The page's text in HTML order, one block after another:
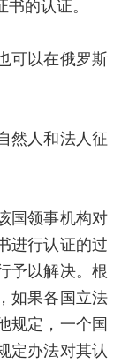
的认证。
以在俄罗斯
人和法人征
领事机构对
进行认证的过
予以解决。根
如果各国立法
规定，一个国
定办法对其认